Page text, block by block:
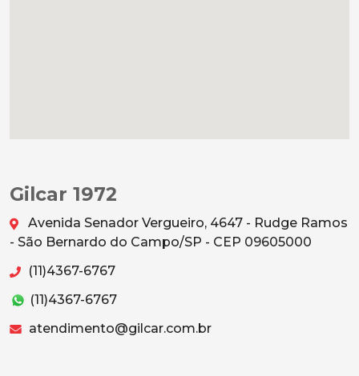
Gilcar 1972
Avenida Senador Vergueiro, 4647 - Rudge Ramos
- São Bernardo do Campo/SP - CEP 09605000
(11)4367-6767
(11)4367-6767
atendimento@gilcar.com.br